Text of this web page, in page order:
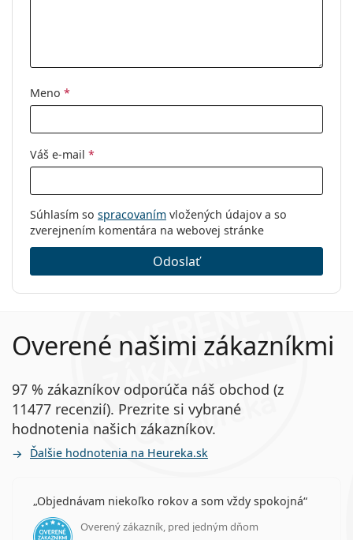
Meno *
Váš e-mail *
Súhlasím so spracovaním vložených údajov a so
zverejnením komentára na webovej stránke
Odoslať
Overené našimi zákazníkmi
97 % zákazníkov odporúča náš obchod (z
11477 recenzií). Prezrite si vybrané
hodnotenia našich zákazníkov.
Ďalšie hodnotenia na Heureka.sk
Objednávam niekoľko rokov a som vždy spokojná
Overený zákazník, pred jedným dňom